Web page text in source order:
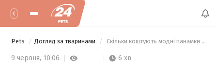
Pets Догляд за тваринами Скільки коштують модні панамки на літо для собак
9 червня, 10:06 6 хв